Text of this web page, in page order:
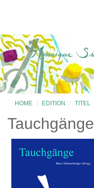
HOME EDITION TITEL
Tauchgänge